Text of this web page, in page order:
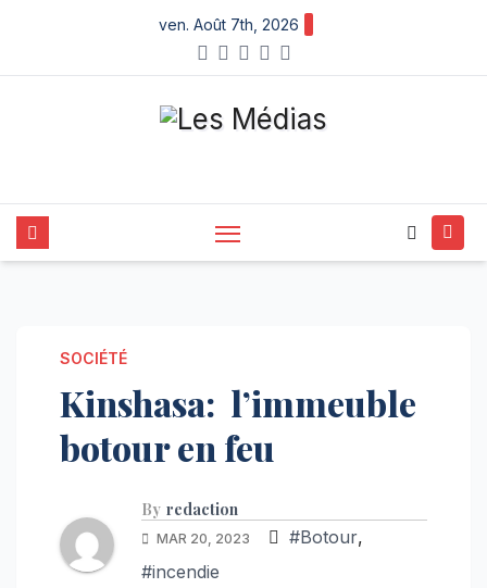
content
ven. Août 7th, 2026
SOCIÉTÉ
Kinshasa: l’immeuble
botour en feu
By redaction
MAR 20, 2023 #Botour,
#incendie